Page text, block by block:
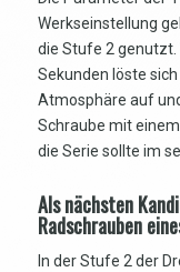
Werkseinstellung
die Stufe 2 genutzt.
Sekunden löste
Atmosphäre auf
Schraube mit
die Serie sollte im
Als nächsten
Radschrauben
In der Stufe 2 der